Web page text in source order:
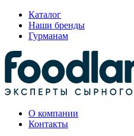
Каталог
Наши бренды
Гурманам
О компании
Контакты